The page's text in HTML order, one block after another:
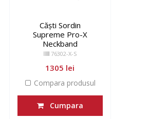
Căști Sordin
Supreme Pro-X
Neckband
76302-X-S
1305 lei
Compara produsul
Cumpara